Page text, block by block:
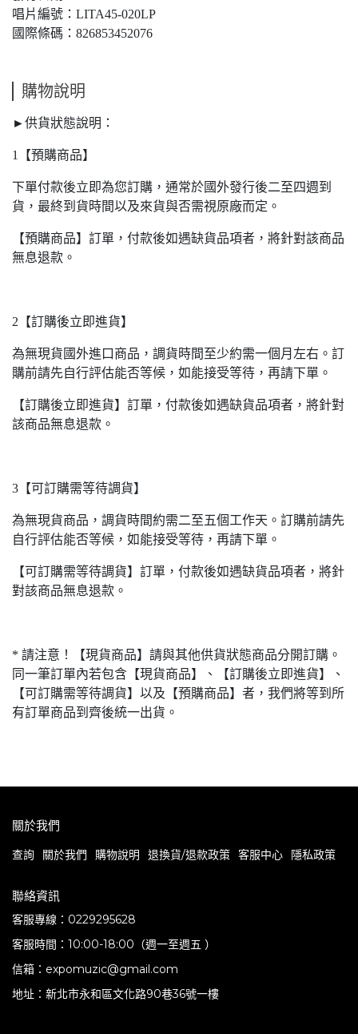
唱片編號：LITA45-020LP
國際條碼：826853452076
購物說明
►供貨狀態說明：
1【預購商品】
下單付款後立即為您訂購，通常於國外發行後二至四週到
貨，最終到貨時間以及來貨與否需視原廠而定。
【預購商品】訂單，付款後如遇缺貨品項者，將針對該商品
無息退款。
2【訂購後立即進貨】
為無現貨國外進口商品，調貨時間至少約需一個月左右。訂
購前請先自行評估能否等候，如能接受等待，再請下單。
【訂購後立即進貨】訂單，付款後如遇缺貨品項者，將針對
該商品無息退款。
3【可訂購需等待調貨】
為無現貨商品，調貨時間約需二至五個工作天。訂購前請先
自行評估能否等候，如能接受等待，再請下單。
【可訂購需等待調貨】訂單，付款後如遇缺貨品項者，將針
對該商品無息退款。
* 請注意！【現貨商品】請與其他供貨狀態商品分開訂購。
同一筆訂單內若包含【現貨商品】、【訂購後立即進貨】、
【可訂購需等待調貨】以及【預購商品】者，我們將等到所
有訂單商品到齊後統一出貨。
關於我們
查詢 關於我們 購物說明 退換貨/退款政策 客服中心 隱私政策
聯絡資訊
客服專線：0229295628
客服時間：10:00-18:00（週一至週五 ）
信箱：expomuzic@gmail.com
地址：新北市永和區文化路90巷36號一樓